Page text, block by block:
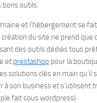
bons outils.
et l’hébergement se
création du site ne prend que
des outils dédiés tous
et prestashop pour la
solutions clés en main qu’il
à son business et s’utilisent
fait sous wordpress)